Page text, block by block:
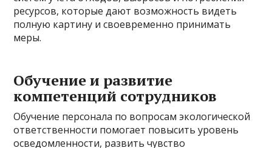
ресурсов, которые дают возможность видеть
полную картину и своевременно принимать
меры.
Обучение и развитие
компетенций сотрудников
Обучение персонала по вопросам экологической
ответственности помогает повысить уровень
осведомленности, развить чувство